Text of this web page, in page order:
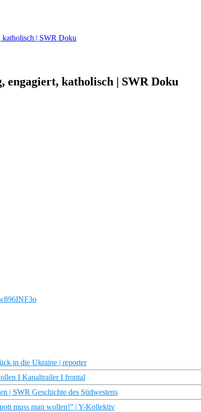
| SWR Doku
engagiert, katholisch | SWR Doku
in die Ukraine | reporter
I Kanaltrailer I frontal
| SWR Geschichte des Südwestens
muss man wollen!” | Y-Kollektiv